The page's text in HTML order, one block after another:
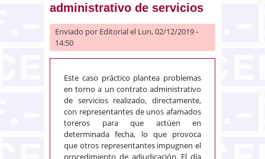
administrativo de servicios
Enviado por Editorialel Lun, 02/12/2019 -
14:50
Este caso práctico plantea problemas
en torno a un contrato administrativo
de servicios realizado, directamente,
con representantes de unos afamados
toreros para que actúen en
determinada fecha, lo que provoca
que otros representantes impugnen el
procedimiento de adjudicación. El día